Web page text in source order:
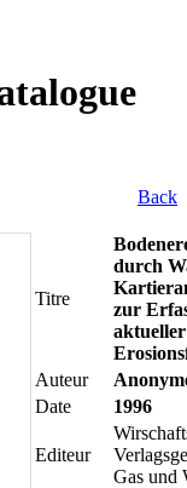
Back
Titre
durch
zur
aktueller
Auteur
Date
1996
Editeur
Gas und